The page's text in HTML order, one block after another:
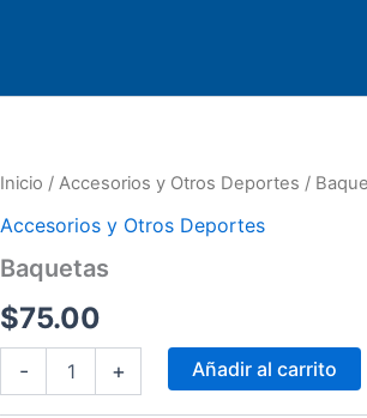
Inicio / Accesorios y Otros Deportes /
Accesorios y Otros Deportes
Baquetas
$75.00
-
Baquetas
+ Añadir al carrito